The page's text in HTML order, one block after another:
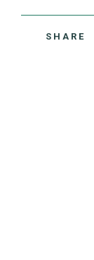
SHARE